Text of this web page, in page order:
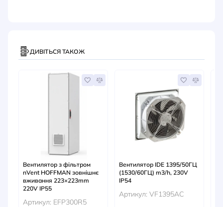
ДИВІТЬСЯ ТАКОЖ
Вентилятор з фільтром
nVent HOFFMAN зовнішнє
вживання 223×223mm
220V IP55
Артикул: EFP300R5
Вентилятор IDE 1395/50ГЦ
(1530/60ГЦ) m3/h, 230V
IP54
Артикул: VF1395AC